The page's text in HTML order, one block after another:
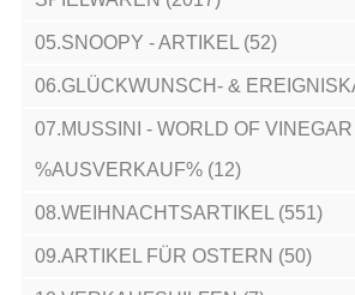
05.SNOOPY - ARTIKEL (52)
06.GLÜCKWUNSCH- &
07.MUSSINI - WORLD OF VINEGAR
%AUSVERKAUF% (12)
08.WEIHNACHTSARTIKEL (551)
09.ARTIKEL FÜR OSTERN (50)